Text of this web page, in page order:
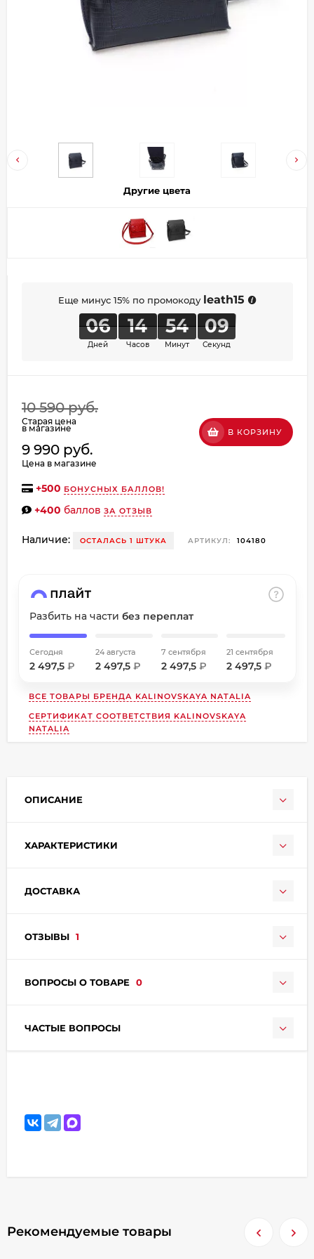
Другие цвета
Еще минус 15% по промокоду leath15
06
Дней
14
Часов
54
Минут
08
Секунд
10 590 руб.
Старая цена
в магазине
9 990 руб.
Цена в магазине
В КОРЗИНУ
+500 БОНУСНЫХ БАЛЛОВ!
+400 баллов ЗА ОТЗЫВ
Наличие: ОСТАЛАСЬ 1 ШТУКА АРТИКУЛ: 104180
Разбить на части без переплат
Сегодня
2 497,5 ₽
24 августа
2 497,5 ₽
7 сентября
2 497,5 ₽
21 сентября
2 497,5₽
ВСЕ ТОВАРЫ БРЕНДА KALINOVSKAYA NATALIA
СЕРТИФИКАТ СООТВЕТСТВИЯ KALINOVSKAYA
NATALIA
ОПИСАНИЕ
ХАРАКТЕРИСТИКИ
ДОСТАВКА
ОТЗЫВЫ 1
ВОПРОСЫ О ТОВАРЕ 0
ЧАСТЫЕ ВОПРОСЫ
Добавляйте товары
в корзину
Получайте товар
выбранный способом
списыватьсяс вашей карты
каждые 2 недели
Подробнее
об оплате Плайтом
25
раз в
2 недели
8 800 302-02-51
Рекомендуемые товары